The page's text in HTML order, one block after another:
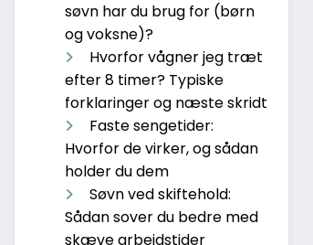
søvn har du brug for (børn
og voksne)?
Hvorfor vågner jeg træt
efter 8 timer? Typiske
forklaringer og næste skridt
Faste sengetider:
Hvorfor de virker, og sådan
holder du dem
Søvn ved skiftehold:
Sådan sover du bedre med
skæve arbejdstider